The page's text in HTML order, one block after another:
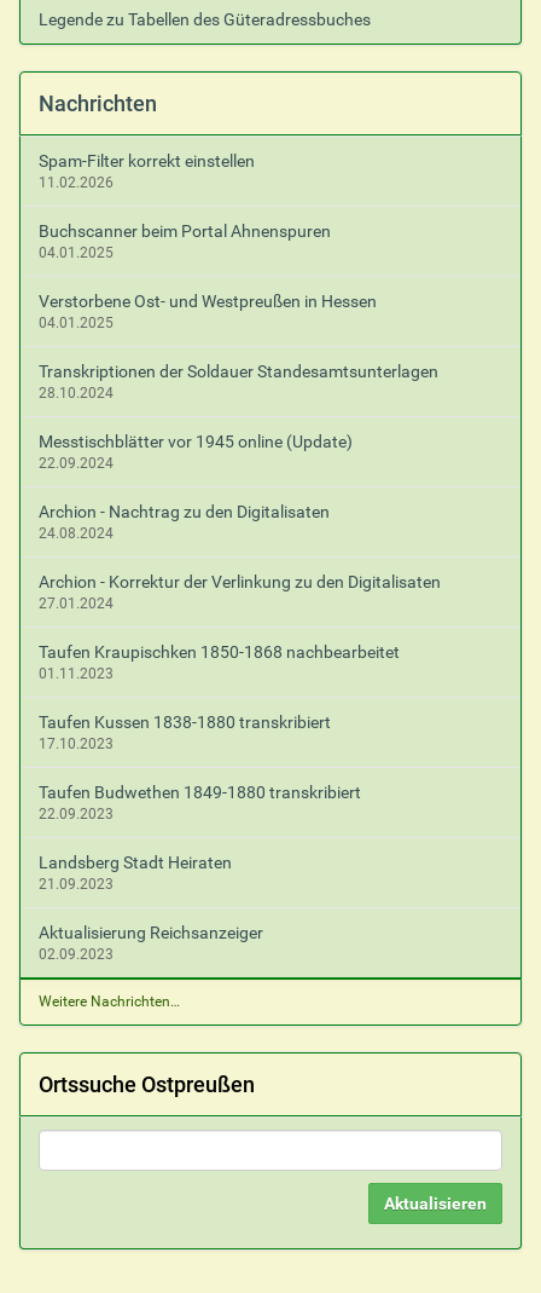
Legende zu Tabellen des Güteradressbuches
Nachrichten
Spam-Filter korrekt einstellen
11.02.2026
Buchscanner beim Portal Ahnenspuren
04.01.2025
Verstorbene Ost- und Westpreußen in Hessen
04.01.2025
Transkriptionen der Soldauer Standesamtsunterlagen
28.10.2024
Messtischblätter vor 1945 online (Update)
22.09.2024
Archion - Nachtrag zu den Digitalisaten
24.08.2024
Archion - Korrektur der Verlinkung zu den Digitalisaten
27.01.2024
Taufen Kraupischken 1850-1868 nachbearbeitet
01.11.2023
Taufen Kussen 1838-1880 transkribiert
17.10.2023
Taufen Budwethen 1849-1880 transkribiert
22.09.2023
Landsberg Stadt Heiraten
21.09.2023
Aktualisierung Reichsanzeiger
02.09.2023
Weitere Nachrichten…
Ortssuche Ostpreußen